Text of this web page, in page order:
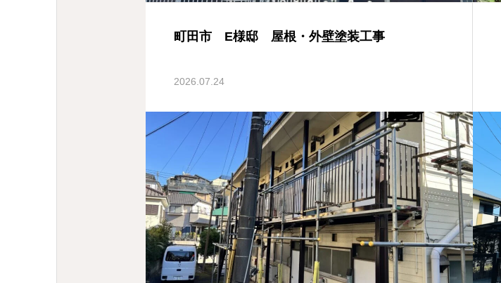
町田市 E様邸 屋根・外壁塗装工事
2026.07.24